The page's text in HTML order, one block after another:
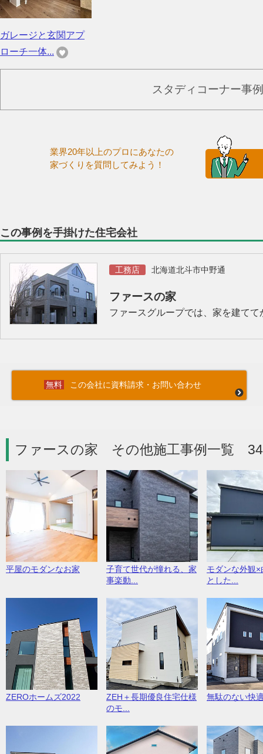
ガレージと玄関アプ
ローチ一体...
スタディコーナー事
業界20年以上のプロにあなたの
家づくりを質問してみよう！
この事例を手掛けた住宅会社
工務店 北海道北斗市中野通
ファースの家
ファースグループでは、家を建て
この会社に資料請求・お問い合わせ
ファースの家 その他施工事例一覧
平屋のモダンなお家
子育て世代が憧れる、家
事楽動...
モダンな外観×
とした...
ZEROホームズ2022
ZEH＋長期優良住宅仕様
のモ...
無駄のない快